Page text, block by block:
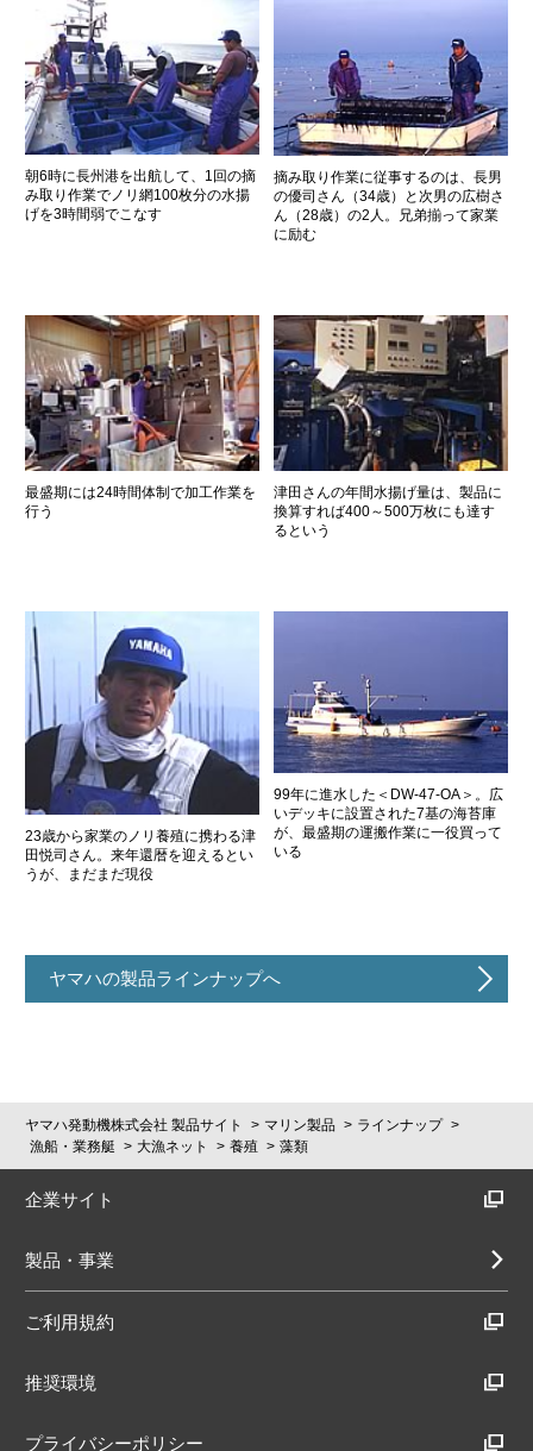
朝6時に長州港を出航して、1回の摘
み取り作業でノリ網100枚分の水揚
げを3時間弱でこなす
摘み取り作業に従事するのは、長男
の優司さん（34歳）と次男の広樹さ
ん（28歳）の2人。兄弟揃って家業
に励む
最盛期には24時間体制で加工作業を
行う
津田さんの年間水揚げ量は、製品に
換算すれば400～500万枚にも達す
るという
23歳から家業のノリ養殖に携わる津
田悦司さん。来年還暦を迎えるとい
うが、まだまだ現役
99年に進水した＜DW-47-OA＞。広
いデッキに設置された7基の海苔庫
が、最盛期の運搬作業に一役買って
いる
ヤマハの製品ラインナップへ
ヤマハ発動機株式会社 製品サイト マリン製品
ラインナップ
漁船・業務艇
大漁ネット 養殖 藻類
企業サイト
製品・事業
ご利用規約
推奨環境
プライバシーポリシー